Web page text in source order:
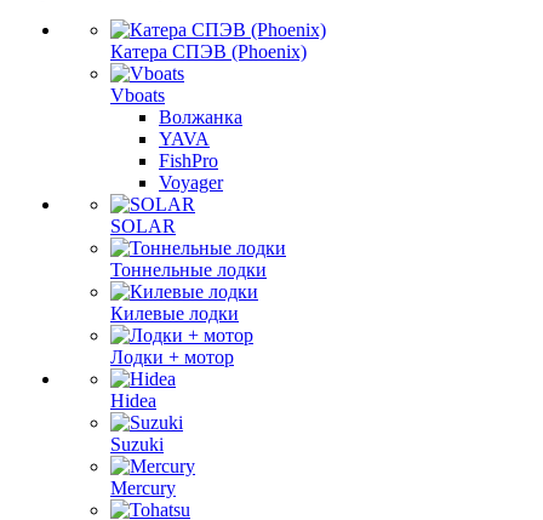
Катера СПЭВ (Phoenix)
Vboats
Волжанка
YAVA
FishPro
Voyager
SOLAR
Тоннельные лодки
Килевые лодки
Лодки + мотор
Hidea
Suzuki
Mercury